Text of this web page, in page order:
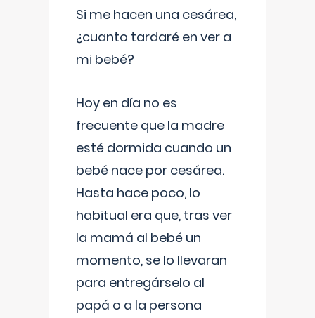
Si me hacen una cesárea,
¿cuanto tardaré en ver a
mi bebé?
Hoy en día no es
frecuente que la madre
esté dormida cuando un
bebé nace por cesárea.
Hasta hace poco, lo
habitual era que, tras ver
la mamá al bebé un
momento, se lo llevaran
para entregárselo al
papá o a la persona